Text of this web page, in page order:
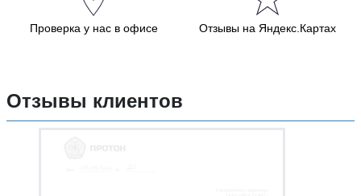
Проверка у нас в офисе Отзывы на Яндекс.Картах
Отзывы клиентов